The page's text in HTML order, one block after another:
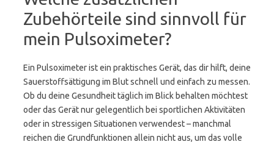
Zubehörteile sind sinnvoll für
mein Pulsoximeter?
Ein Pulsoximeter ist ein praktisches Gerät, das dir hilft, deine
Sauerstoffsättigung im Blut schnell und einfach zu messen.
Ob du deine Gesundheit täglich im Blick behalten möchtest
oder das Gerät nur gelegentlich bei sportlichen Aktivitäten
oder in stressigen Situationen verwendest – manchmal
reichen die Grundfunktionen allein nicht aus, um das volle